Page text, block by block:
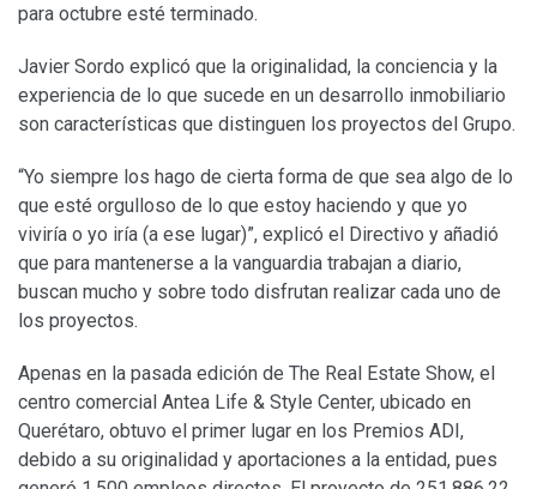
para octubre esté terminado.
Javier Sordo explicó que la originalidad, la conciencia y la
experiencia de lo que sucede en un desarrollo inmobiliario
son características que distinguen los proyectos del Grupo.
“Yo siempre los hago de cierta forma de que sea algo de lo
que esté orgulloso de lo que estoy haciendo y que yo
viviría o yo iría (a ese lugar)”, explicó el Directivo y añadió
que para mantenerse a la vanguardia trabajan a diario,
buscan mucho y sobre todo disfrutan realizar cada uno de
los proyectos.
Apenas en la pasada edición de The Real Estate Show, el
centro comercial Antea Life & Style Center, ubicado en
Querétaro, obtuvo el primer lugar en los Premios ADI,
debido a su originalidad y aportaciones a la entidad, pues